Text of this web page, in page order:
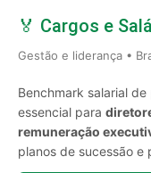
🏅 Cargos e
Gestão e liderança •
Benchmark salarial
essencial para
remuneração
planos de sucessão e